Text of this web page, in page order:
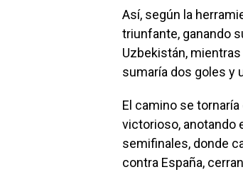
Así, según la
triunfante, ganando
Uzbekistán,
sumaría dos goles y
El camino se
victorioso, anotando
semifinales, donde
contra España,